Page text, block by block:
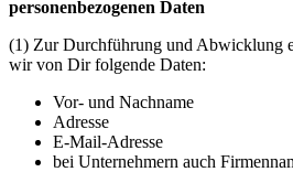
personenbezogenen Daten
(1) Zur Durchführung und Abwicklung
wir von Dir folgende Daten:
Vor- und Nachname
Adresse
E-Mail-Adresse
bei Unternehmern auch